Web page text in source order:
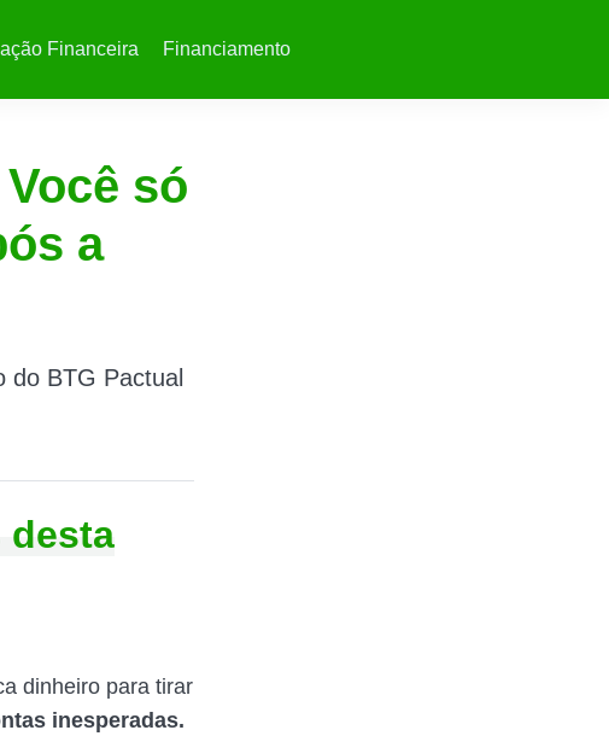
Financeira Financiamento
só
a
do BTG Pactual
desta
dinheiro para tirar
inesperadas.